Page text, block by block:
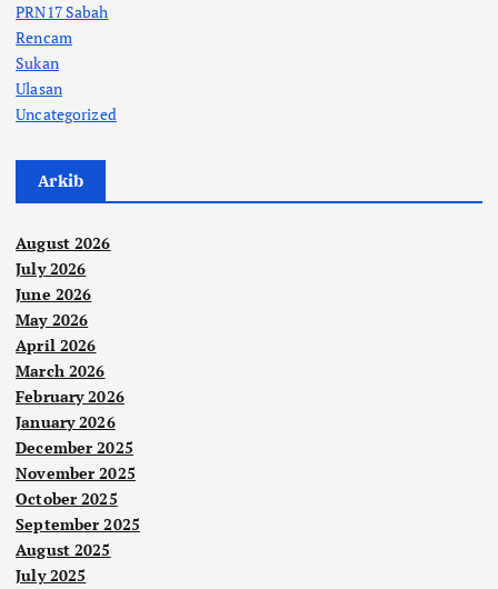
PRN17 Sabah
Rencam
Sukan
Ulasan
Uncategorized
Arkib
August 2026
July 2026
June 2026
May 2026
April 2026
March 2026
February 2026
January 2026
December 2025
November 2025
October 2025
September 2025
August 2025
July 2025